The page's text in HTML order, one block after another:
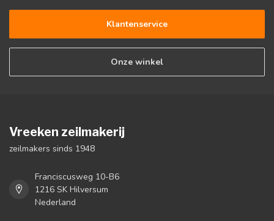
Klantenservice
Onze winkel
Vreeken zeilmakerij
zeilmakers sinds 1948
Franciscusweg 10-B6
1216 SK Hilversum
Nederland